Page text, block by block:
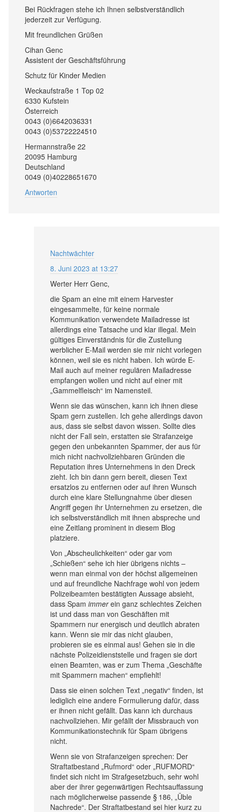
Bei Rückfragen stehe ich Ihnen selbstverständlich
jederzeit zur Verfügung.
Mit freundlichen Grüßen
Cihan Genc
Assistent der Geschäftsführung
Schutz für Kinder Medien
Weckaufstraße 1 Top 02
6330 Kufstein
Österreich
0043 (0)6642036331
0043 (0)53722224510
Hermannstraße 22
20095 Hamburg
Deutschland
0049 (0)40228651670
Antworten
Nachtwächter
8. Juni 2023 at 13:27
Werter Herr Genc,
die Spam an eine mit einem Harvester
eingesammelte, für keine normale
Kommunikation verwendete Mailadresse ist
allerdings eine Tatsache und klar illegal. Mein
gültiges Einverständnis für die Zustellung
werblicher E-Mail werden sie mir nicht vorlegen
können, weil sie es nicht haben. Ich würde E-
Mail auch auf meiner regulären Mailadresse
empfangen wollen und nicht auf einer mit
„Gammelfleisch“ im Namensteil.
Wenn sie das wünschen, kann ich ihnen diese
Spam gern zustellen. Ich gehe allerdings davon
aus, dass sie selbst davon wissen. Sollte dies
nicht der Fall sein, erstatten sie Strafanzeige
gegen den unbekannten Spammer, der aus für
mich nicht nachvollziehbaren Gründen die
Reputation ihres Unternehmens in den Dreck
zieht. Ich bin dann gern bereit, diesen Text
ersatzlos zu entfernen oder auf ihren Wunsch
durch eine klare Stellungnahme über diesen
Angriff gegen ihr Unternehmen zu ersetzen, die
ich selbstverständlich mit ihnen abspreche und
eine Zeitlang prominent in diesem Blog
platziere.
Von „Abscheulichkeiten“ oder gar vom
„Schießen“ sehe ich hier übrigens nichts –
wenn man einmal von der höchst allgemeinen
und auf freundliche Nachfrage wohl von jedem
Polizeibeamten bestätigten Aussage absieht,
dass Spam immerein ganz schlechtes Zeichen
ist und dass man von Geschäften mit
Spammern nur energisch und deutlich abraten
kann. Wenn sie mir das nicht glauben,
probieren sie es einmal aus! Gehen sie in die
nächste Polizeidienststelle und fragen sie dort
einen Beamten, was er zum Thema „Geschäfte
mit Spammern machen“ empfiehlt!
Dass sie einen solchen Text „negativ“ finden, ist
lediglich eine andere Formulierung dafür, dass
er ihnen nicht gefällt. Das kann ich durchaus
nachvollziehen. Mir gefällt der Missbrauch von
Kommunikationstechnik für Spam übrigens
nicht.
Wenn sie von Strafanzeigen sprechen: Der
Straftatbestand „Rufmord“ oder „RUFMORD“
findet sich nicht im Strafgesetzbuch, sehr wohl
aber der ihrer gegenwärtigen Rechtsauffassung
nach möglicherweise passende § 186, „Üble
Nachrede“. Der Straftatbestand sei hier kurz zu